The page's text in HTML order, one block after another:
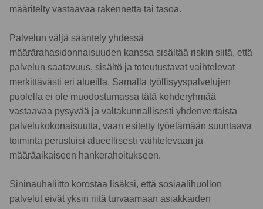
määritelty vastaavaa rakennetta tai tasoa.
Palvelun väljä sääntely yhdessä
määrärahasidonnaisuuden kanssa sisältää riskin siitä, että
palvelun saatavuus, sisältö ja toteutustavat vaihtelevat
merkittävästi eri alueilla. Samalla työllisyyspalvelujen
puolella ei ole muodostumassa tätä kohderyhmää
vastaavaa pysyvää ja valtakunnallisesti yhdenvertaista
palvelukokonaisuutta, vaan esitetty työelämään suuntaava
toiminta perustuisi alueellisesti vaihtelevaan ja
määräaikaiseen hankerahoitukseen.
Sininauhaliitto korostaa lisäksi, että sosiaalihuollon
palvelut eivät yksin riitä turvaamaan asiakkaiden